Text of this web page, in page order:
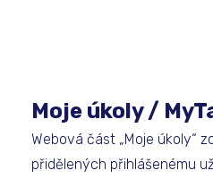
Moje úkoly /
Webová část „Moje úkoly“
přidělených přihlášenému